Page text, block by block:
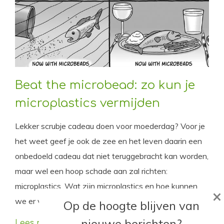
Beat the microbead: zo kun je
microplastics vermijden
Lekker scrubje cadeau doen voor moederdag? Voor je
het weet geef je ook de zee en het leven daarin een
onbedoeld cadeau dat niet teruggebracht kan worden,
maar wel een hoop schade aan zal richten:
microplastics. Wat zijn microplastics en hoe kunnen
we er verdomd eenvoudig omheen?
Op de hoogte blijven van
×